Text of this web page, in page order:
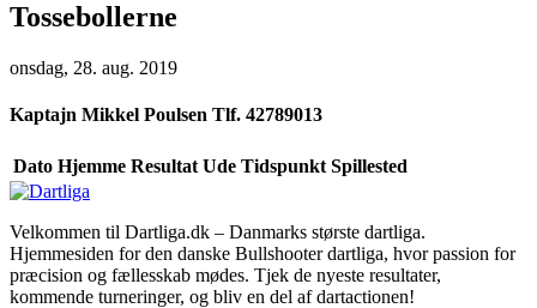
Tossebollerne
onsdag, 28. aug. 2019
Kaptajn Mikkel Poulsen Tlf. 42789013
Dato Hjemme Resultat Ude Tidspunkt Spillested
Velkommen til Dartliga.dk – Danmarks største dartliga.
Hjemmesiden for den danske Bullshooter dartliga, hvor passion for
præcision og fællesskab mødes. Tjek de nyeste resultater,
kommende turneringer, og bliv en del af dartactionen!